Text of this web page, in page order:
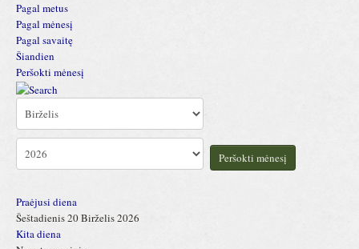
Pagal metus
Pagal mėnesį
Pagal savaitę
Šiandien
Peršokti mėnesį
Peršokti mėnesį
Praėjusi diena
Šeštadienis 20 Birželis 2026
Kita diena